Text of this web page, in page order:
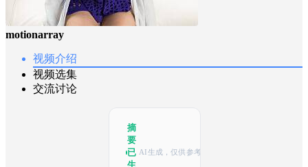
motionarray
视频介绍
视频选集
交流讨论
摘
要
已
生
AI生成，仅供参考